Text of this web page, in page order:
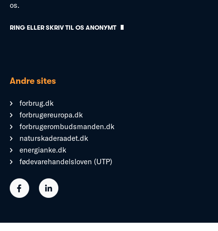
os.
RING ELLER SKRIV TIL OS ANONYMT
Andre sites
forbrug.dk
forbrugereuropa.dk
forbrugerombudsmanden.dk
naturskaderaadet.dk
energianke.dk
fødevarehandelsloven (UTP)